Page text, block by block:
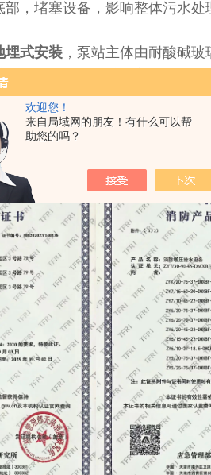
欢迎您！
来自局域网的朋友！有什么可以帮
助您的吗？
，堵塞设备，影响整体污水
埋式安装 ，泵站主体由耐酸碱
、格栅和通风系统等部件组成
，可以作为中小型混凝土泵
水资源调配问题的动力来源.